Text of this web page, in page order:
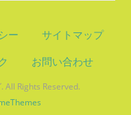
ー
サイトマップ
お問い合わせ
All Rights Reserved.